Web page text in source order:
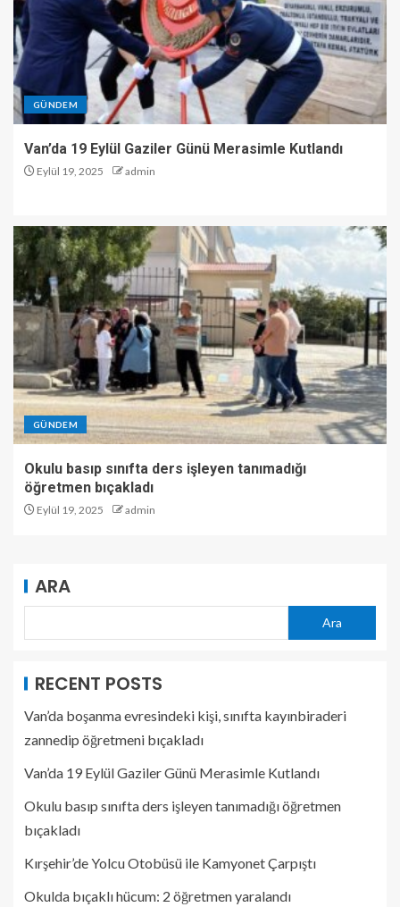
GÜNDEM
Van’da 19 Eylül Gaziler Günü Merasimle Kutlandı
Eylül 19, 2025 admin
GÜNDEM
Okulu basıp sınıfta ders işleyen tanımadığı
öğretmen bıçakladı
Eylül 19, 2025 admin
ARA
Ara
RECENT POSTS
Van’da boşanma evresindeki kişi, sınıfta kayınbiraderi
zannedip öğretmeni bıçakladı
Van’da 19 Eylül Gaziler Günü Merasimle Kutlandı
Okulu basıp sınıfta ders işleyen tanımadığı öğretmen
bıçakladı
Kırşehir’de Yolcu Otobüsü ile Kamyonet Çarpıştı
Okulda bıçaklı hücum: 2 öğretmen yaralandı